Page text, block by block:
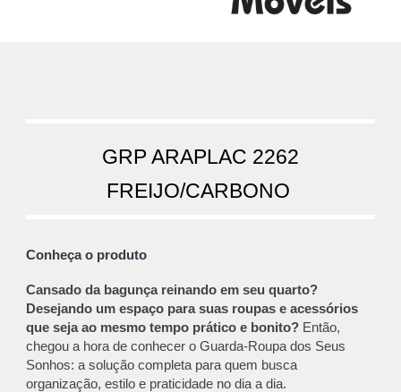
GRP ARAPLAC 2262
FREIJO/CARBONO
Conheça o produto
Cansado da bagunça reinando em seu quarto?
Desejando um espaço para suas roupas e acessórios
que seja ao mesmo tempo prático e bonito? Então,
chegou a hora de conhecer o Guarda-Roupa dos Seus
Sonhos: a solução completa para quem busca
organização, estilo e praticidade no dia a dia.